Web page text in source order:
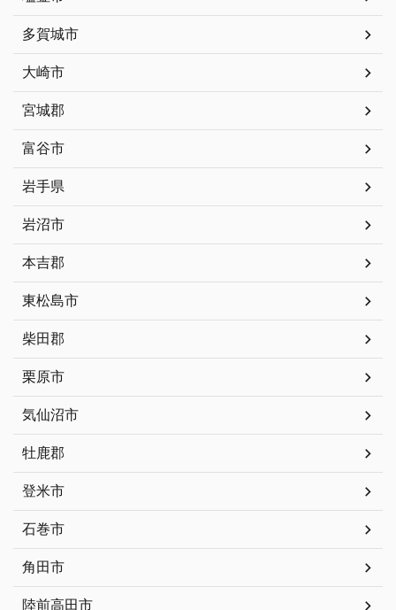
多賀城市
大崎市
宮城郡
富谷市
岩手県
岩沼市
本吉郡
東松島市
柴田郡
栗原市
気仙沼市
牡鹿郡
登米市
石巻市
角田市
陸前高田市